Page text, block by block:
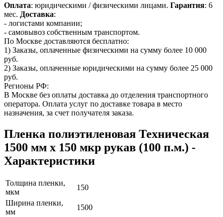
Оплата: юридическими / физическими лицами. Гарантия: 6
мес. Доставка:
- логистами компании;
- самовывоз собственным транспортом.
По Москве доставляются бесплатно:
1) Заказы, оплаченные физическими на сумму более 10 000
руб.
2) Заказы, оплаченные юридическими на сумму более 25 000
руб.
Регионы РФ:
В Москве без оплаты доставка до отделения транспортного
оператора. Оплата услуг по доставке товара в место
назначения, за счет получателя заказа.
Пленка полиэтиленовая Техническая
1500 мм x 150 мкр рукав (100 п.м.) -
Характеристики
Толщина пленки,
мкм
150
Ширина пленки,
мм
1500